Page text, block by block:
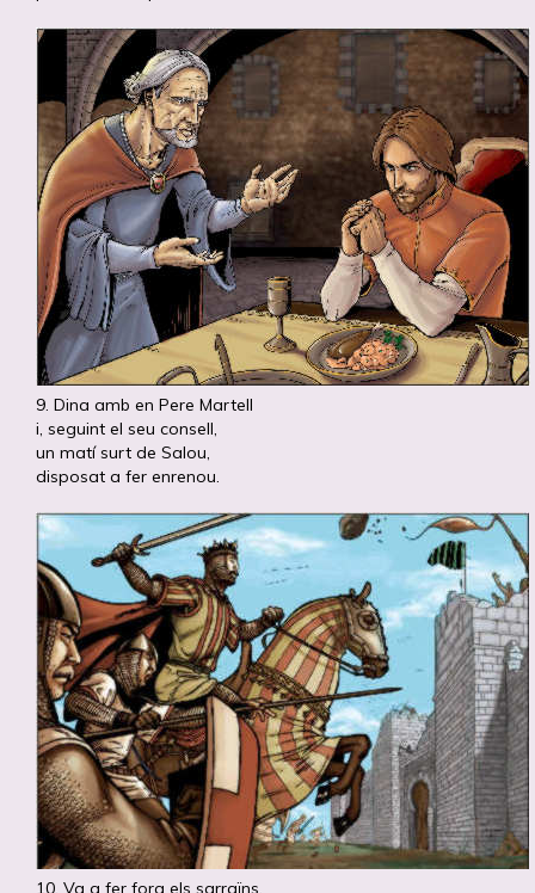
9. Dina amb en Pere Martell
i, seguint el seu consell,
un matí surt de Salou,
disposat a fer enrenou.
10. Va a fer fora els sarraïns,